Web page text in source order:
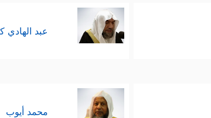
عبد الهادي
محمد أيوب